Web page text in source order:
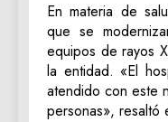
En materia de
que se
equipos de rayos
la entidad. «El
atendido con este
personas», resaltó